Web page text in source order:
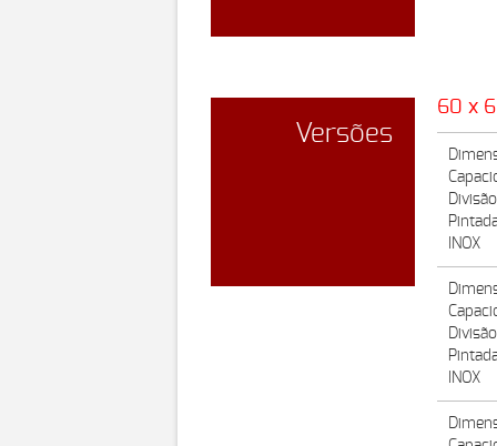
Versões
60 x
INOX
INOX